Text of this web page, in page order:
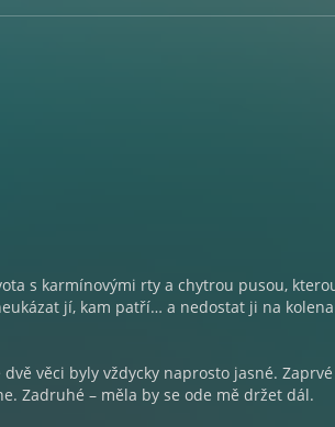
s karmínovými rty a chytrou pusou,
jí, kam patří… a nedostat ji na
věci byly vždycky naprosto jasné. Zaprvé
Zadruhé – měla by se ode mě držet dál.